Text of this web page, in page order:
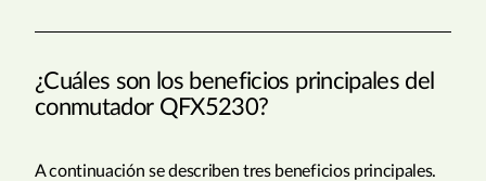
¿Cuáles son los beneficios principales del
conmutador QFX5230?
A continuación se describen tres beneficios principales.